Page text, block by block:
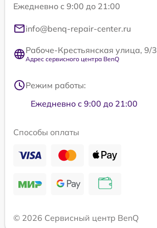
Ежедневно с 9:00 до 21:00
info@benq-repair-center.ru
Рабоче-Крестьянская улица, 9/3
Адрес сервисного центра BenQ
Режим работы:
Ежедневно с 9:00 до 21:00
Способы оплаты
© 2026 Сервисный центр BenQ